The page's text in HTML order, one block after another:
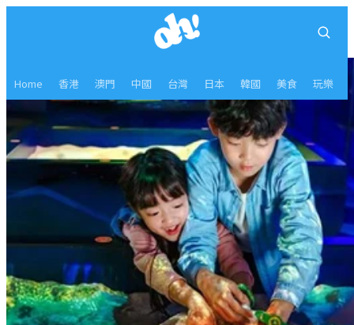
Home 香港 澳門 中國 台灣 日本 韓國 美食 玩樂